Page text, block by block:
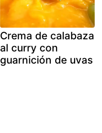
Crema de calabaza
al curry con
guarnición de uvas